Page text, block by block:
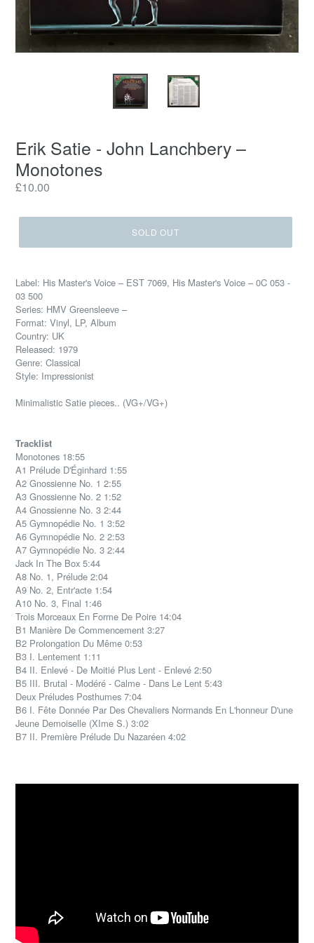
Erik Satie - John Lanchbery ‎–
Monotones
Regular
£10.00
SOLD OUT
Label: His Master's Voice ‎– EST 7069, His Master's Voice ‎– 0C 053 -
03 500
Series: HMV Greensleeve –
Format: Vinyl, LP, Album
Country: UK
Released: 1979
Genre: Classical
Style: Impressionist
Minimalistic Satie pieces.. (VG+/VG+)
Tracklist
Monotones 18:55
A1 Prélude D'Éginhard 1:55
A2 Gnossienne No. 1 2:55
A3 Gnossienne No. 2 1:52
A4 Gnossienne No. 3 2:44
A5 Gymnopédie No. 1 3:52
A6 Gymnopédie No. 2 2:53
A7 Gymnopédie No. 3 2:44
Jack In The Box 5:44
A8 No. 1, Prélude 2:04
A9 No. 2, Entr'acte 1:54
A10 No. 3, Final 1:46
Trois Morceaux En Forme De Poire 14:04
B1 Manière De Commencement 3:27
B2 Prolongation Du Même 0:53
B3 I. Lentement 1:11
B4 II. Enlevé - De Moitié Plus Lent - Enlevé 2:50
B5 III. Brutal - Modéré - Calme - Dans Le Lent 5:43
Deux Préludes Posthumes 7:04
B6 I. Fête Donnée Par Des Chevaliers Normands En L'honneur D'une
Jeune Demoiselle (XIme S.) 3:02
B7 II. Première Prélude Du Nazaréen 4:02